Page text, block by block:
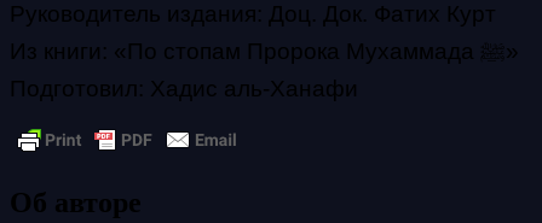
Руководитель издания: Доц. Док. Фатих Курт
Из книги: «По стопам Пророка Мухаммада ﷺ»
Подготовил: Хадис аль-Ханафи
Об авторе